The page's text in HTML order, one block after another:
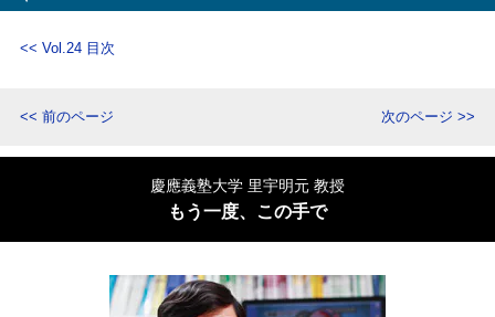
<< Vol.24 目次
<< 前のページ 次のページ >>
慶應義塾大学 里宇明元 教授
もう一度、この手で